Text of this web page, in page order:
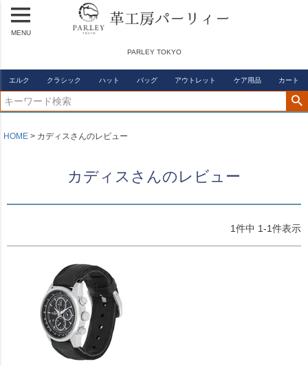
PARLEY TOKYO
MENU
エルク クラシック ハット バッグ アウトレット ケア用品 カート
HOME カディスさんのレビュー
カディスさんのレビュー
1件中 1-1件表示